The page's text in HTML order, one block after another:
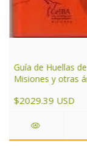
Guía de Huellas
Misiones y otras
$2029.39 USD